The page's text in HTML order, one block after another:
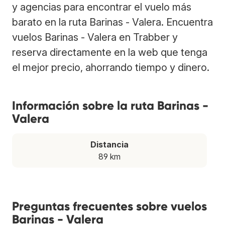
y agencias para encontrar el vuelo más
barato en la ruta Barinas - Valera. Encuentra
vuelos Barinas - Valera en Trabber y
reserva directamente en la web que tenga
el mejor precio, ahorrando tiempo y dinero.
Información sobre la ruta Barinas -
Valera
Distancia
89 km
Preguntas frecuentes sobre vuelos
Barinas - Valera